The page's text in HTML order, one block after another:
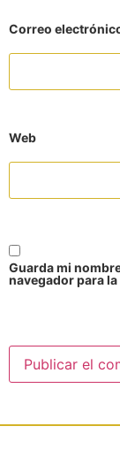
Correo
Web
Guarda mi
navegador para